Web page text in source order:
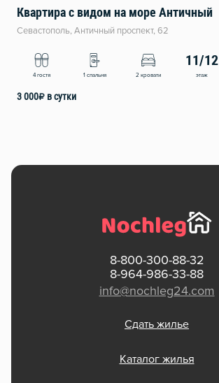
Квартира с видом на море Античный
Севастополь, Античный проспект, 62
4 гостя 1 спальня 2 кровати
11/12
этаж
3 000₽ в сутки
8-800-300-88-32
8-964-986-33-88
info@nochleg24.com
Сдать жилье
Каталог жилья